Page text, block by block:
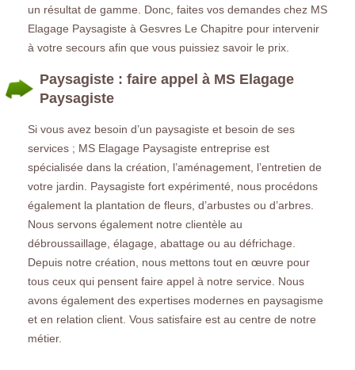
un résultat de gamme. Donc, faites vos demandes chez MS
Elagage Paysagiste à Gesvres Le Chapitre pour intervenir
à votre secours afin que vous puissiez savoir le prix.
Paysagiste : faire appel à MS Elagage
Paysagiste
Si vous avez besoin d’un paysagiste et besoin de ses
services ; MS Elagage Paysagiste entreprise est
spécialisée dans la création, l’aménagement, l’entretien de
votre jardin. Paysagiste fort expérimenté, nous procédons
également la plantation de fleurs, d’arbustes ou d’arbres.
Nous servons également notre clientèle au
débroussaillage, élagage, abattage ou au défrichage.
Depuis notre création, nous mettons tout en œuvre pour
tous ceux qui pensent faire appel à notre service. Nous
avons également des expertises modernes en paysagisme
et en relation client. Vous satisfaire est au centre de notre
métier.